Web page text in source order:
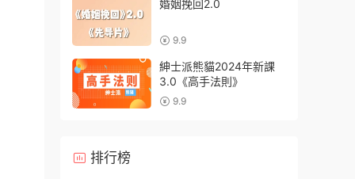
婚姻挽回2.0
9.9
紳士派熊貓2024年新課
3.0《高手法則》
9.9
排行榜